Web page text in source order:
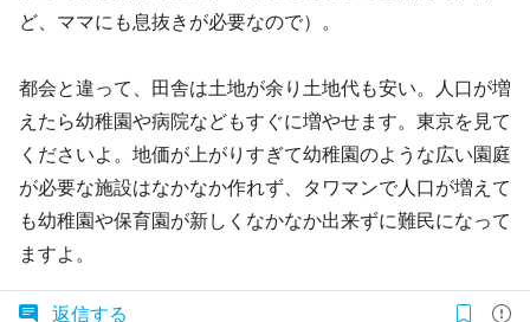
ど、ママにも息抜きが必要なので）。
都会と違って、田舎は土地が余り土地代も安い。人口が増
えたら幼稚園や病院などもすぐに増やせます。東京を見て
くださいよ。地価が上がりすぎて幼稚園のような広い園庭
が必要な施設はなかなか作れず、タワマンで人口が増えて
も幼稚園や保育園が新しくなかなか出来ずに難民になって
ますよ。
返信する